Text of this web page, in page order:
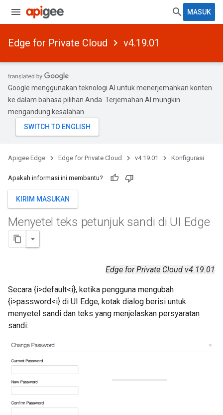
MASUK
Edge for Private Cloud v4.19.01
Google menggunakan teknologi AI untuk menerjemahkan konten
ke dalam bahasa pilihan Anda. Terjemahan AI mungkin
mengandung kesalahan.
Apigee Edge Edge for Private Cloud v4.19.01 Konfigurasi
Apakah informasi ini membantu?
KIRIM MASUKAN
Menyetel teks petunjuk sandi di UI Edge
Edge for Private Cloud v4.19.01
Secara {i>default<i}, ketika pengguna mengubah
{i>password<i} di UI Edge, kotak dialog berisi untuk
menyetel sandi dan teks yang menjelaskan persyaratan
sandi: